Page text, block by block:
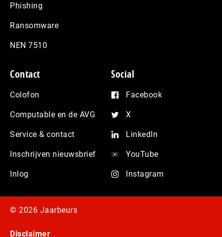
Phishing
Ransomware
NEN 7510
Contact
Colofon
Computable en de AVG
Service & contact
Inschrijven nieuwsbrief
Inlog
Social
Facebook
X
LinkedIn
YouTube
Instagram
© 2026 Jaarbeurs
Disclaimer